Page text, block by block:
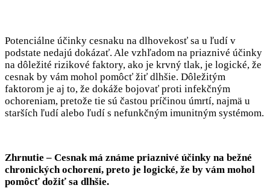
Potenciálne účinky cesnaku na dlhovekosť sa u ľudí v
podstate nedajú dokázať. Ale vzhľadom na priaznivé účinky
na dôležité rizikové faktory, ako je krvný tlak, je logické, že
cesnak by vám mohol pomôcť žiť dlhšie. Dôležitým
faktorom je aj to, že dokáže bojovať proti infekčným
ochoreniam, pretože tie sú častou príčinou úmrtí, najmä u
starších ľudí alebo ľudí s nefunkčným imunitným systémom.
Zhrnutie – Cesnak má známe priaznivé účinky na bežné
chronických ochorení, preto je logické, že by vám mohol
pomôcť dožiť sa dlhšie.